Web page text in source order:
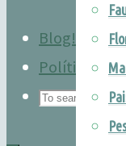
Blog!
Política de
Search